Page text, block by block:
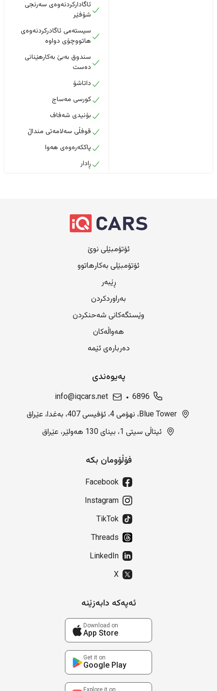
ئاگادارکردنەوەی سەرنجی
شۆفێر
سیستەمی ئاگادرکردنەوەی
هاتووچۆی دواوە
سندوق بەبێ بەکارهێنانی
دەست
داتاشۆ
کورسی مەساج
بۆنیدی شەفاف
قوفڵی سەلامەتی منداڵ
پاککەرەوەی هەوا
ڕادار
ئۆتۆمبێلی نوێ
ئۆتۆمبێلی بەکارهاتوو
ڕێبەر
بەراوردکردن
وێستگەکانی شەحنکردن
هەواڵەکان
دەربارەی ئێمە
پەیوەندی
6896
info@iqcars.net
Blue Tower، نهۆمی 4، ئۆفیسی 407، بەغدا، عێراق
ئیتاڵی سیتی 1، بینای 130 هەولێر، عێراق
فۆڵۆومان بکە
Facebook
Instagram
TikTok
Threads
LinkedIn
X
ئەپەکە دابەزێنە
Download on
App Store
Get it on
Google Play